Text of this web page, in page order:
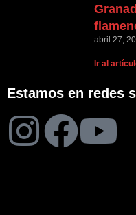
abril 27,
Ir al
Estamos en redes